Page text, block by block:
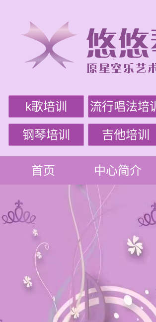
k歌培训 流行唱法培训
钢琴培训 吉他培训
首页 中心简介